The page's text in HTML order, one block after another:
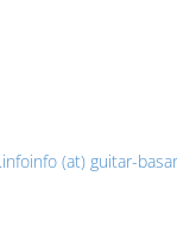
info (at) guitar-